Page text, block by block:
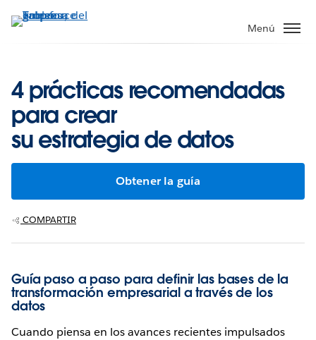
Menú
4 prácticas recomendadas
para crear
su estrategia de datos
Obtener la guía
COMPARTIR
Guía paso a paso para definir las bases de la
transformación empresarial a través de los
datos
Cuando piensa en los avances recientes impulsados